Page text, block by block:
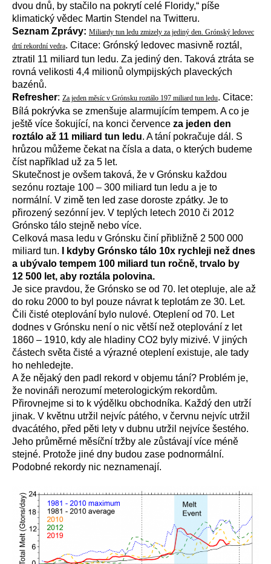
dvou dnů, by stačilo na pokrytí celé Floridy,“ píše
klimatický vědec Martin Stendel na Twitteru.
Seznam Zprávy: Miliardy tun ledu zmizely za jediný den. Grónský ledovec
drtí rekordní vedra. Citace: Grónský ledovec masivně roztál,
ztratil 11 miliard tun ledu. Za jediný den. Taková ztráta se
rovná velikosti 4,4 milionů olympijských plaveckých
bazénů.
Refresher: Za jeden měsíc v Grónsku roztálo 197 miliard tun ledu. Citace:
Bílá pokrývka se zmenšuje alarmujícím tempem. A co je
ještě více šokující, na konci července za jeden den
roztálo až 11 miliard tun ledu. A tání pokračuje dál. S
hrůzou můžeme čekat na čísla a data, o kterých budeme
číst například už za 5 let.
Skutečnost je ovšem taková, že v Grónsku každou
sezónu roztaje 100 – 300 miliard tun ledu a je to
normální. V zimě ten led zase doroste zpátky. Je to
přirozený sezónní jev. V teplých letech 2010 či 2012
Grónsko tálo stejně nebo více.
Celková masa ledu v Grónsku činí přibližně 2 500 000
miliard tun.
I kdyby Grónsko tálo 10x rychleji než dnes
a ubývalo tempem 100 miliard tun ročně, trvalo by
12 500 let, aby roztála polovina.
Je sice pravdou, že Grónsko se od 70. let otepluje, ale až
do roku 2000 to byl pouze návrat k teplotám ze 30. Let.
Čili čisté oteplování bylo nulové. Oteplení od 70. Let
dodnes v Grónsku není o nic větší než oteplování z let
1860 – 1910, kdy ale hladiny CO2 byly mizivé. V jiných
částech světa čisté a výrazné oteplení existuje, ale tady
ho nehledejte.
A že nějaký den padl rekord v objemu tání? Problém je,
že novináři nerozumí meterologickým rekordům.
Přirovnejme si to k výdělku obchodníka. Každý den utrží
jinak. V květnu utržil nejvíc pátého, v červnu nejvíc utržil
dvacátého, před pěti lety v dubnu utržil nejvíce šestého.
Jeho průměrné měsíční tržby ale zůstávají více méně
stejné. Protože jiné dny budou zase podnormální.
Podobné rekordy nic neznamenají.